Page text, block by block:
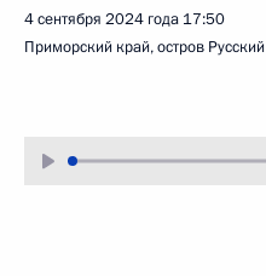
4 сентября 2024 года 17:50
Приморский край, остров Русский